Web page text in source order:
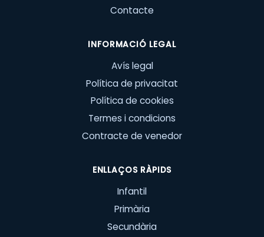
Contacte
INFORMACIÓ LEGAL
Avís legal
Política de privacitat
Política de cookies
Termes i condicions
Contracte de venedor
ENLLAÇOS RÀPIDS
Infantil
Primària
Secundària